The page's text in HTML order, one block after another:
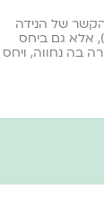
של הנידה
אלא גם ביחס
בה נחווה, ויחס